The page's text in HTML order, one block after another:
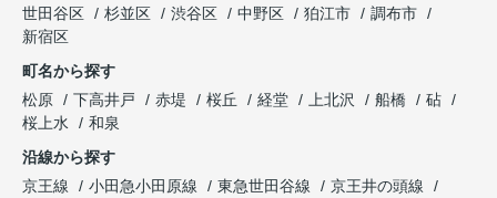
世田谷区
杉並区 渋谷区 中野区 狛江市
調布市
新宿区
町名から探す
松原
下高井戸 赤堤 桜丘 経堂 上北沢 船橋
砧
桜上水
和泉
沿線から探す
京王線
小田急小田原線 東急世田谷線
京王井の頭線